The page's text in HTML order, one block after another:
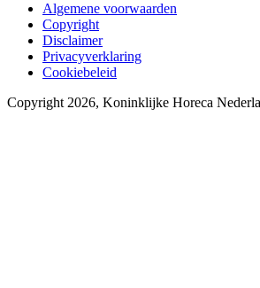
Algemene voorwaarden
Copyright
Disclaimer
Privacyverklaring
Cookiebeleid
Copyright 2026, Koninklijke Horeca